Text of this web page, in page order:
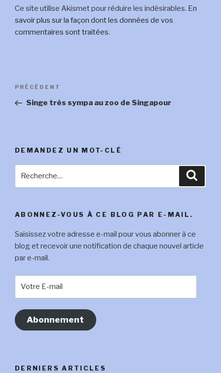
Ce site utilise Akismet pour réduire les indésirables. En
savoir plus sur la façon dont les données de vos
commentaires sont traitées.
Navigation
l’article
Article
précédent
PRÉCÉDENT
Singe très sympa au zoo de Singapour
DEMANDEZ UN MOT-CLÉ
ABONNEZ-VOUS À CE BLOG PAR E-MAIL.
Saisissez votre adresse e-mail pour vous abonner à ce
blog et recevoir une notification de chaque nouvel article
par e-mail.
Abonnement
DERNIERS ARTICLES